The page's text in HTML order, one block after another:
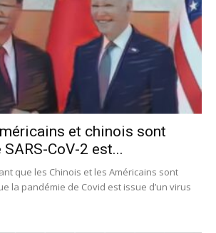
et chinois sont
CoV-2 est...
que les Chinois et les Américains sont
la pandémie de Covid est issue d’un virus